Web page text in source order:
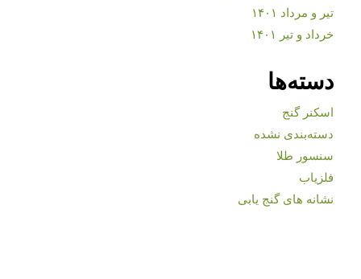
تیر و مرداد ۱۴۰۱
خرداد و تیر ۱۴۰۱
دسته‌ها
اسکنر گنج
دسته‌بندی نشده
سنسور طلا
فلزیاب
نشانه های گنج یابی